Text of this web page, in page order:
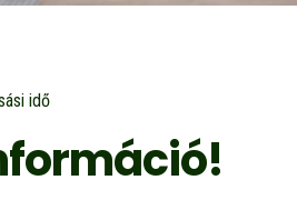
idő